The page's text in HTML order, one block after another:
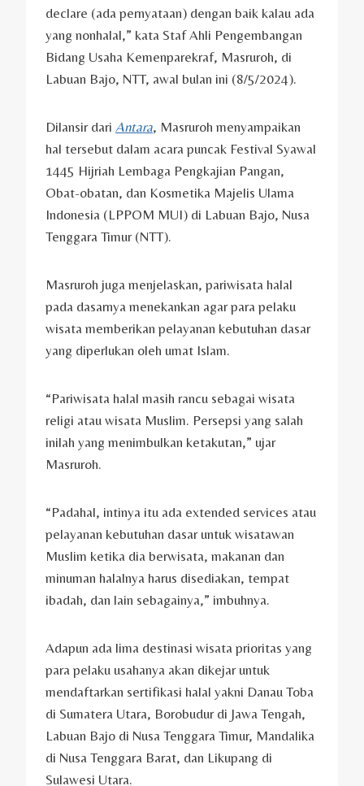
declare (ada pernyataan) dengan baik kalau ada
yang nonhalal,” kata Staf Ahli Pengembangan
Bidang Usaha Kemenparekraf, Masruroh, di
Labuan Bajo, NTT, awal bulan ini (8/5/2024).
Dilansir dari Antara, Masruroh menyampaikan
hal tersebut dalam acara puncak Festival Syawal
1445 Hijriah Lembaga Pengkajian Pangan,
Obat-obatan, dan Kosmetika Majelis Ulama
Indonesia (LPPOM MUI) di Labuan Bajo, Nusa
Tenggara Timur (NTT).
Masruroh juga menjelaskan, pariwisata halal
pada dasarnya menekankan agar para pelaku
wisata memberikan pelayanan kebutuhan dasar
yang diperlukan oleh umat Islam.
“Pariwisata halal masih rancu sebagai wisata
religi atau wisata Muslim. Persepsi yang salah
inilah yang menimbulkan ketakutan,” ujar
Masruroh.
“Padahal, intinya itu ada extended services atau
pelayanan kebutuhan dasar untuk wisatawan
Muslim ketika dia berwisata, makanan dan
minuman halalnya harus disediakan, tempat
ibadah, dan lain sebagainya,” imbuhnya.
Adapun ada lima destinasi wisata prioritas yang
para pelaku usahanya akan dikejar untuk
mendaftarkan sertifikasi halal yakni Danau Toba
di Sumatera Utara, Borobudur di Jawa Tengah,
Labuan Bajo di Nusa Tenggara Timur, Mandalika
di Nusa Tenggara Barat, dan Likupang di
Sulawesi Utara.